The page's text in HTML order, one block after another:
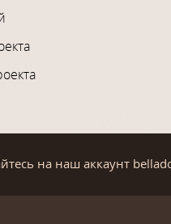
на наш аккаунт